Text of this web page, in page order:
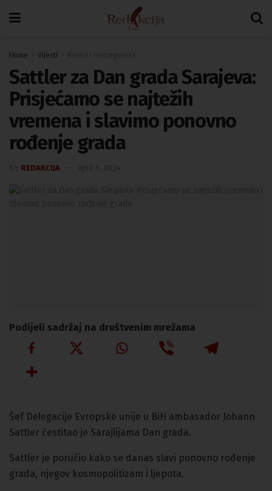
Home Vijesti
Sattler za Dan grada Sarajeva:
Prisjećamo se najtežih
vremena i slavimo ponovno
rođenje grada
REDAKCIJA
Podijeli sadržaj na društvenim mrežama
Šef Delegacije Evropske unije u BiH ambasador Johann
Sattler čestitao je Sarajlijama Dan grada.
Sattler je poručio kako se danas slavi ponovno rođenje
grada, njegov kosmopolitizam i ljepota.